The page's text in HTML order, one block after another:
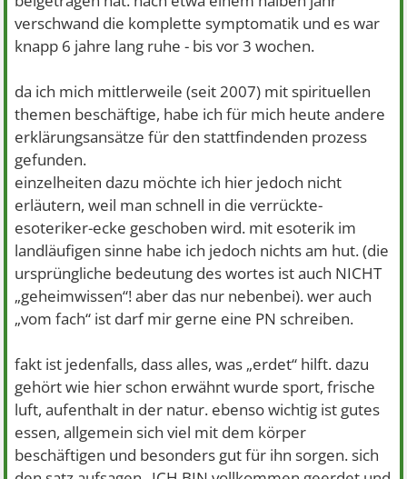
verschwand die komplette symptomatik und es war
knapp 6 jahre lang ruhe - bis vor 3 wochen.
da ich mich mittlerweile (seit 2007) mit spirituellen
themen beschäftige, habe ich für mich heute andere
erklärungsansätze für den stattfindenden prozess
gefunden.
einzelheiten dazu möchte ich hier jedoch nicht
erläutern, weil man schnell in die verrückte-
esoteriker-ecke geschoben wird. mit esoterik im
landläufigen sinne habe ich jedoch nichts am hut. (die
ursprüngliche bedeutung des wortes ist auch NICHT
„geheimwissen“! aber das nur nebenbei). wer auch
„vom fach“ ist darf mir gerne eine PN schreiben.
fakt ist jedenfalls, dass alles, was „erdet“ hilft. dazu
gehört wie hier schon erwähnt wurde sport, frische
luft, aufenthalt in der natur. ebenso wichtig ist gutes
essen, allgemein sich viel mit dem körper
beschäftigen und besonders gut für ihn sorgen. sich